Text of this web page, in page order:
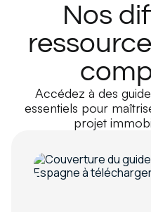
Nos
Accédez à des
essentiels pour
projet